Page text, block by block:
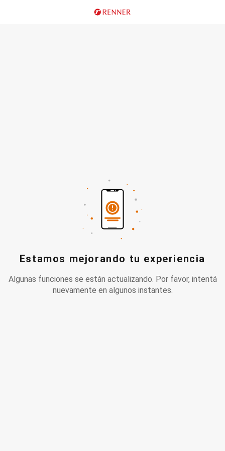
Estamos mejorando tu experiencia
Algunas funciones se están actualizando. Por favor, intentá
nuevamente en algunos instantes.